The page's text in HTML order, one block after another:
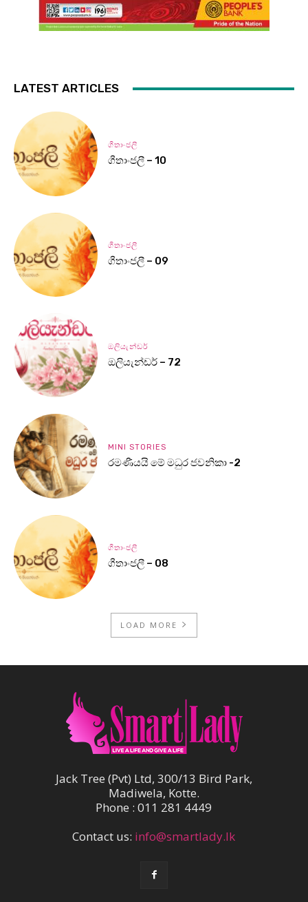
LATEST ARTICLES
ගීතාංජලී
ගීතාංජලී – 10
ගීතාංජලී
ගීතාංජලී – 09
ඔලියැන්ඩර්
ඔලියැන්ඩර් – 72
MINI STORIES
රමණීයයි මේ මධුර ජවනිකා -2
ගීතාංජලී
ගීතාංජලී – 08
LOAD MORE
Jack Tree (Pvt) Ltd, 300/13 Bird Park,
Madiwela, Kotte.
Phone : 011 281 4449
Contact us: info@smartlady.lk